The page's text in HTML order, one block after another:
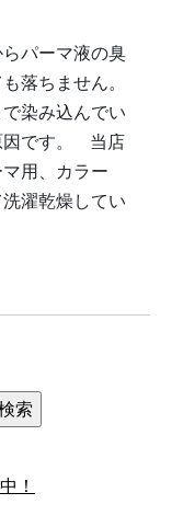
パーマ液の臭
落ちません。
染み込んでい
因です。 当店
用、カラー
濯乾燥してい
！